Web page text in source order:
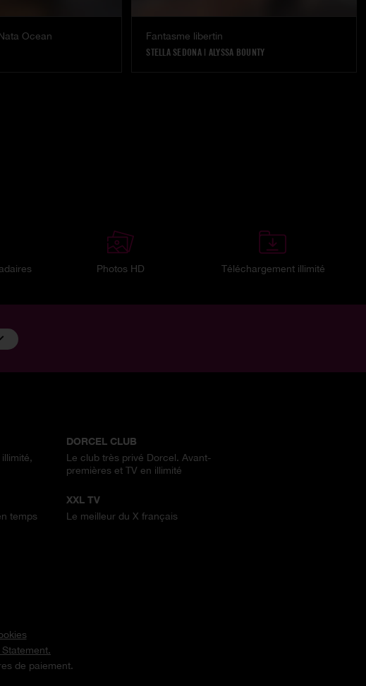
Ocean
Fantasme libertin
STELLA SEDONA| ALYSSA BOUNTY
Photos HD Téléchargement illimité
DORCEL CLUB
Le club très privé Dorcel. Avant-
premières et TV en illimité
temps
XXL TV
Le meilleur du X français
de paiement.